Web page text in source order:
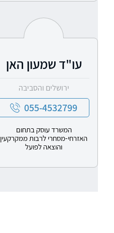
עו"ד שמעון האן
ירושלים והסביבה
055-4532799
המשרד עוסק בתחום
האזרחי-מסחרי לרבות ממקרקעין
והוצאה לפועל